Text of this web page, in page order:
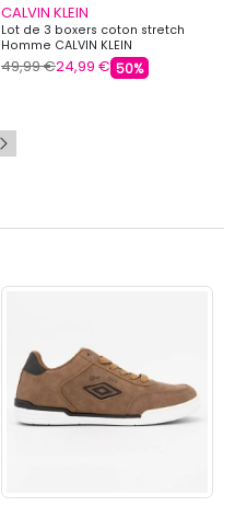
CALVIN KLEIN
Lot de 3 boxers coton stretch
Homme CALVIN KLEIN
49,99 €24,99 € 50%